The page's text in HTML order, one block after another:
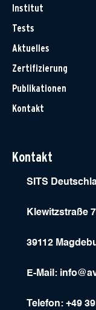
Institut
Tests
Aktuelles
Zertifizierung
Publikationen
Kontakt
Kontakt
SITS
Klewitzstraße 7
39112
E-Mail:
Telefon: +49